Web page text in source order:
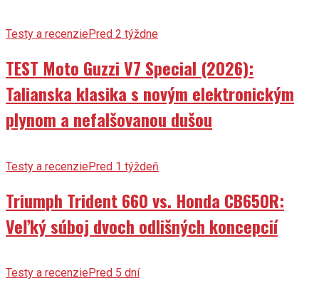
Testy a recenziePred 2 týždne
TEST Moto Guzzi V7 Special (2026):
Talianska klasika s novým elektronickým
plynom a nefalšovanou dušou
Testy a recenziePred 1 týždeň
Triumph Trident 660 vs. Honda CB650R:
Veľký súboj dvoch odlišných koncepcií
Testy a recenziePred 5 dní